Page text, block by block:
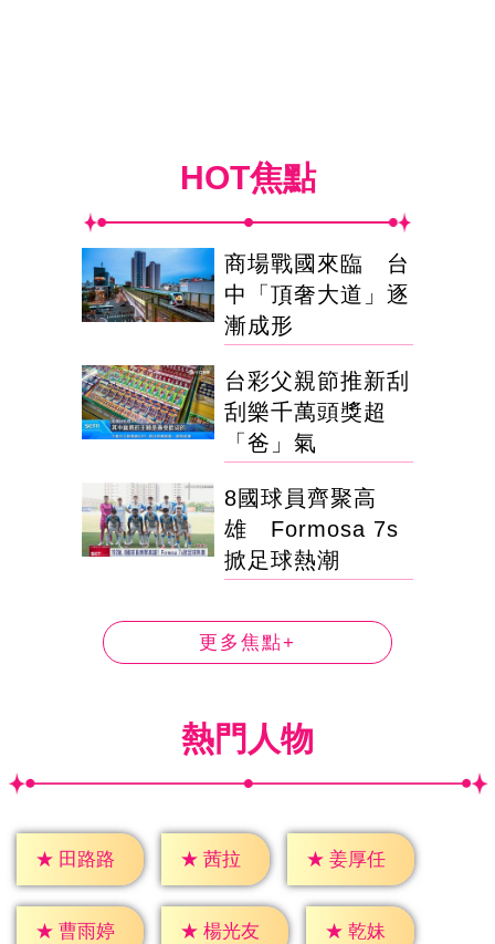
HOT焦點
商場戰國來臨 台
中「頂奢大道」逐
漸成形
台彩父親節推新刮
刮樂千萬頭獎超
「爸」氣
8國球員齊聚高
雄 Formosa 7s
掀足球熱潮
更多焦點+
熱門人物
★ 田路路 ★ 茜拉 ★ 姜厚任
★ 曹雨婷 ★ 楊光友 ★ 乾妹